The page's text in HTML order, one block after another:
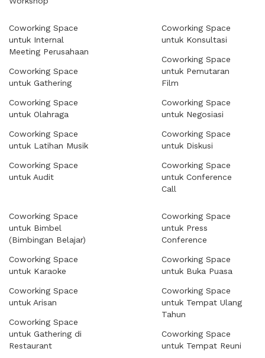
Coworking Space
untuk Internal
Meeting Perusahaan
Coworking Space
untuk Gathering
Coworking Space
untuk Olahraga
Coworking Space
untuk Latihan Musik
Coworking Space
untuk Audit
Coworking Space
untuk Konsultasi
Coworking Space
untuk Pemutaran
Film
Coworking Space
untuk Negosiasi
Coworking Space
untuk Diskusi
Coworking Space
untuk Conference
Call
Coworking Space
untuk Bimbel
(Bimbingan Belajar)
Coworking Space
untuk Karaoke
Coworking Space
untuk Arisan
Coworking Space
untuk Gathering di
Restaurant
Coworking Space
untuk Press
Conference
Coworking Space
untuk Buka Puasa
Coworking Space
untuk Tempat Ulang
Tahun
Coworking Space
untuk Tempat Reuni